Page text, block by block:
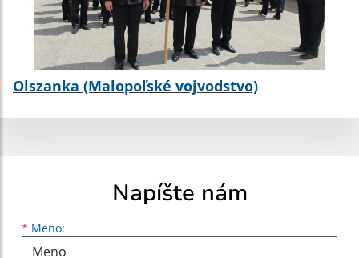
Olszanka (Malopoľské vojvodstvo)
Napíšte nám
* Meno:
Meno
Priezvisko
E-mailová adresa